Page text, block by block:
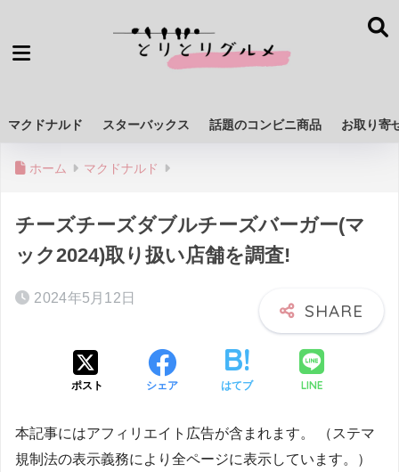
マクドナルド スターバックス 話題のコンビニ商品 お取り寄
ホーム マクドナルド
チーズチーズダブルチーズバーガー(マ
ック2024)取り扱い店舗を調査!
2024年5月12日
ポスト シェア はてブ LINE
本記事にはアフィリエイト広告が含まれます。 （ステマ
規制法の表示義務により全ページに表示しています。）